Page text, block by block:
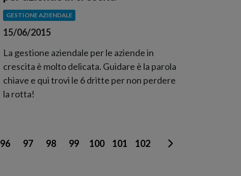
GESTIONE AZIENDALE
15/06/2015
La gestione aziendale per le aziende in
crescita è molto delicata. Guidare è la parola
chiave e qui trovi le 6 dritte per non perdere
la rotta!
96 97 98 99 100 101 102